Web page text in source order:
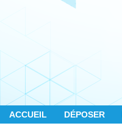
ACCUEIL DÉPOSER